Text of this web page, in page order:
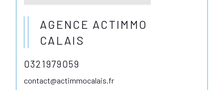
AGENCE ACTIMMO
CALAIS
0321979059
contact@actimmocalais.fr